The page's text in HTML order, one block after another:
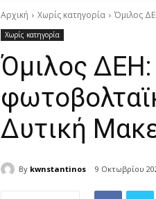
Αρχική Χωρίς κατηγορία Όμιλος
Χωρίς κατηγορία
Όμιλος
Δυτική
By kwnstantinos 9 Οκτωβρίου